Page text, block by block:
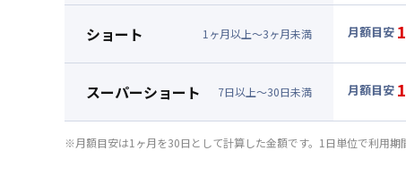
光熱費他
清掃料他 :
その他費
初期費用
契約事務
光熱費他
清掃料他 :
その他費
管理費:
ショート 1 ヶ月以上～3ヶ月未満 月額目安
光熱費他
清掃料他
スーパーショート 7日以上～30日未満 月額目安
月額賃料
※月額目安は1ヶ月を30日として計算した金額です。1日単位で利用